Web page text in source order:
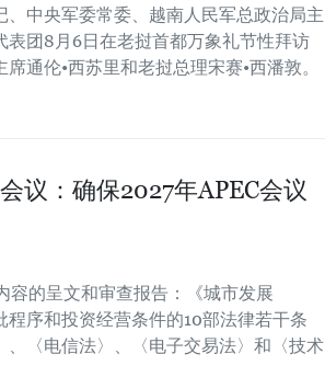
中央军委常委、越南人民军总政治局主
团8月6日在老挝首都万象礼节性拜访
通伦•西苏里和老挝总理宋赛•西潘敦。
议：确保2027年APEC会议
容的呈文和审查报告：《城市发展
序和投资经营条件的10部法律若干条
〈电信法〉、〈电子交易法〉和〈技术